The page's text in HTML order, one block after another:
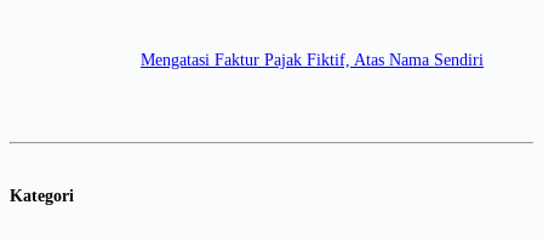
Mengatasi Faktur Pajak Fiktif, Atas Nama Sendiri
Kategori